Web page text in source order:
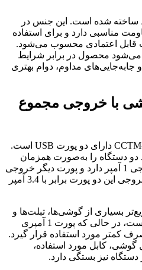
بدنه این شارژر از پلاستیک ABS ساخته شده است. این جنس در
مناسبی دارد و برای استفاده
قابل اعتمادی محسوب می‌شود.
می‌شود محصول در برابر شرایط
جابه‌جایی‌های مداوم، دوام بهتری
با خروجی مجموع
شارژر فندکی بیسوس مدل CCTM-01 دارای دو پورت USB است.
دو دستگاه را به‌صورت همزمان
شارژ کنید. یکی از پورت‌ها خروجی 1 آمپر دارد و پورت دیگر خروجی
2.4 آمپر ارائه می‌دهد. مجموع خروجی این دو پورت برابر با 3.4 آمپر
سریع‌تر بسیاری از گوشی‌ها، تبلت‌ها و
دستگاه‌های دیجیتال مناسب‌تر است، در حالی که پورت 1 آمپری
کمتر مورد استفاده قرار گیرد.
گوشی، کابل مورد استفاده،
نیز بستگی دارد.